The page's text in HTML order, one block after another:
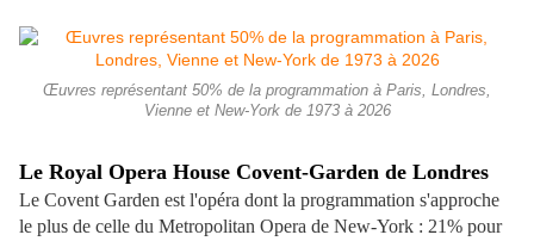
Œuvres représentant 50% de la programmation à Paris, Londres,
Vienne et New-York de 1973 à 2026
Le Royal Opera House Covent-Garden de Londres
Le Covent Garden est l'opéra dont la programmation s'approche
le plus de celle du Metropolitan Opera de New-York : 21% pour